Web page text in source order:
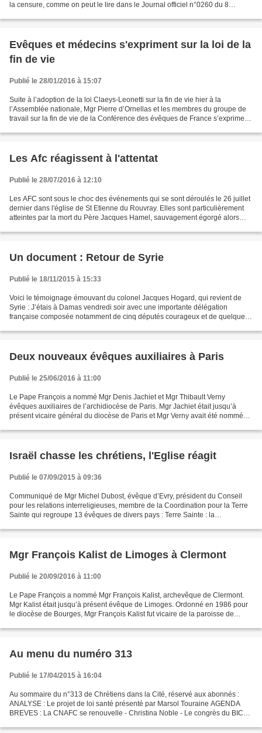
la censure, comme on peut le lire dans le Journal officiel n°0260 du 8
Evêques et médecins s'expriment sur la loi de la
fin de vie
Publié le 28/01/2016 à 15:07
Suite à l’adoption de la loi Claeys-Leonetti sur la fin de vie hier à la
l’Assemblée nationale, Mgr Pierre d’Ornellas et les membres du groupe de
travail sur la fin de vie de la Conférence des évêques de France s’expriment.
Les Afc réagissent à l'attentat
Publié le 28/07/2016 à 12:10
Les AFC sont sous le choc des événements qui se sont déroulés le 26 juillet
dernier dans l'église de St Etienne du Rouvray. Elles sont particulièrement
atteintes par la mort du Père Jacques Hamel, sauvagement égorgé alors
Un document : Retour de Syrie
Publié le 18/11/2015 à 15:33
Voici le témoignage émouvant du colonel Jacques Hogard, qui revient de
Syrie : J’étais à Damas vendredi soir avec une importante délégation
française composée notamment de cinq députés courageux et de quelques
Deux nouveaux évêques auxiliaires à Paris
Publié le 25/06/2016 à 11:00
Le Pape François a nommé Mgr Denis Jachiet et Mgr Thibault Verny
évêques auxiliaires de l’archidiocèse de Paris. Mgr Jachiet était jusqu’à
présent vicaire général du diocèse de Paris et Mgr Verny avait été nommé
Israël chasse les chrétiens, l'Eglise réagit
Publié le 07/09/2015 à 09:36
Communiqué de Mgr Michel Dubost, évêque d’Evry, président du Conseil
pour les relations interreligieuses, membre de la Coordination pour la Terre
Sainte qui regroupe 13 évêques de divers pays : Terre Sainte : la
Mgr François Kalist de Limoges à Clermont
Publié le 20/09/2016 à 11:00
Le Pape François a nommé Mgr François Kalist, archevêque de Clermont.
Mgr Kalist était jusqu’à présent évêque de Limoges. Ordonné en 1986 pour
le diocèse de Bourges, Mgr François Kalist fut vicaire de la paroisse de
Au menu du numéro 313
Publié le 17/04/2015 à 16:04
Au sommaire du n°313 de Chrétiens dans la Cité, réservé aux abonnés :
ANALYSE : Le projet de loi santé présenté par Marsol Touraine AGENDA
BREVES : La CNAFC se renouvelle - Christina Noble - Le congrès du BICE -